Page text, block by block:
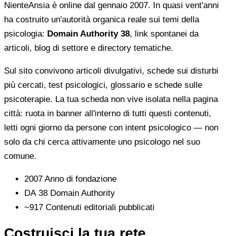
NienteAnsia è online dal gennaio 2007. In quasi vent'anni
ha costruito un'autorità organica reale sui temi della
psicologia: Domain Authority 38, link spontanei da
articoli, blog di settore e directory tematiche.
Sul sito convivono articoli divulgativi, schede sui disturbi
più cercati, test psicologici, glossario e schede sulle
psicoterapie. La tua scheda non vive isolata nella pagina
città: ruota in banner all'interno di tutti questi contenuti,
letti ogni giorno da persone con intent psicologico — non
solo da chi cerca attivamente uno psicologo nel suo
comune.
2007 Anno di fondazione
DA 38 Domain Authority
~917 Contenuti editoriali pubblicati